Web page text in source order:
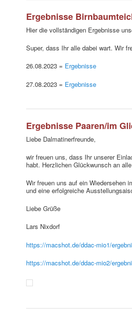
Ergebnisse
Hier die vollständigen Ergebnisse
Super, dass Ihr alle dabei wart. Wir
26.08.2023 = Ergebnisse
27.08.2023 = Ergebnisse
Ergebnisse Paaren/im
Liebe Dalmatinerfreunde,
wir freuen uns, dass Ihr unserer
habt. Herzlichen Glückwunsch an
Wir freuen uns auf ein Wiedersehen
und eine erfolgreiche
Liebe Grüße
Lars Nixdorf
https://macshot.de/ddac-mio1/
https://macshot.de/ddac-mio2/